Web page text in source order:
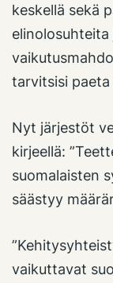
keskellä sekä
tarvitsisi
Nyt järjestöt
kirjeellä:
suomalaisten
säästyy
vaikuttavat